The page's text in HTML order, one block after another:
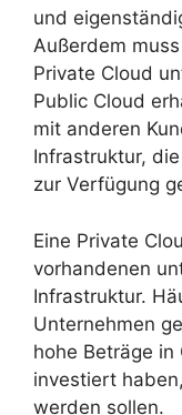
und
Außerdem
Private Cloud
Public Cloud
mit anderen
Infrastruktur,
zur Verfügung
Eine Private
vorhandenen
Infrastruktur.
Unternehmen
hohe Beträge
investiert
werden sollen.